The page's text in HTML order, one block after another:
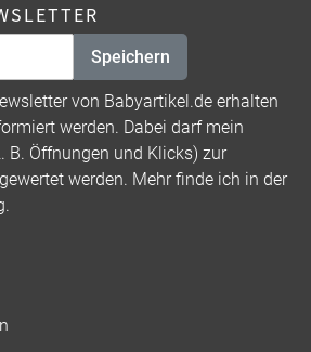
Speichern
von Babyartikel.de erhalten
werden. Dabei darf mein
B. Öffnungen und Klicks) zur
werden. Mehr finde ich in der
.